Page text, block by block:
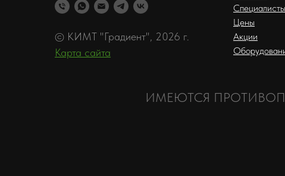
© КИМТ "Градиент", 2026 г.
Карта сайта
Специалисты
Цены
Акции
ИМЕЮТСЯ